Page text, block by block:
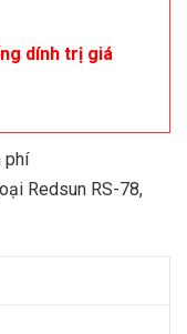
dính trị giá
phí
Redsun RS-78,